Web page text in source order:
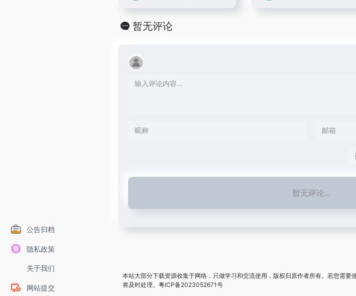
公告归档
隐私政策
关于我们
网站提交
暂无评论
暂无评论...
本站大部分下载资源收集于网络，只做学习和交流使用，版权归原作者所有。若您需
将及时处理。 粤ICP备2023052671号